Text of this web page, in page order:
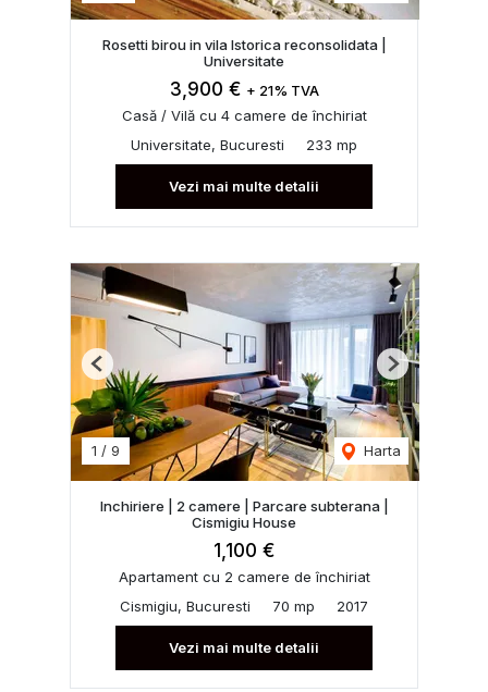
Rosetti birou in vila Istorica reconsolidata |
Universitate
3,900 € + 21% TVA
Casă / Vilă cu 4 camere de închiriat
Universitate, Bucuresti
233 mp
Vezi mai multe detalii
1 / 9 Harta
Previous Next
Inchiriere | 2 camere | Parcare subterana |
Cismigiu House
1,100 €
Apartament cu 2 camere de închiriat
Cismigiu, Bucuresti
70 mp 2017
Vezi mai multe detalii